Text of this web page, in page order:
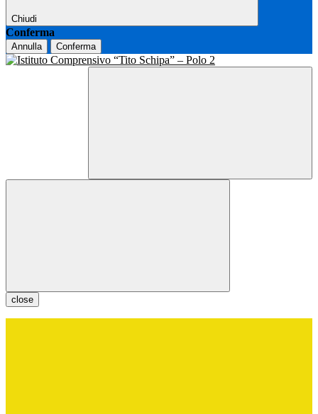
Chiudi
Conferma
Annulla Conferma
close